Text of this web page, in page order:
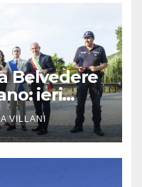
Belvedere
ieri
VILLANI